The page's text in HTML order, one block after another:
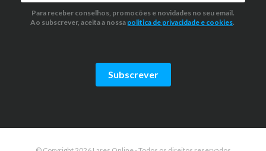
Para receber conselhos, promocões e novidades no seu email.
Ao subscrever, aceita a nossa politica de privacidade e cookies.
Subscrever